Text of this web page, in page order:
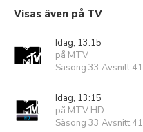
Visas även på TV
Idag, 13:15
på MTV
Säsong 33 Avsnitt 41
Idag, 13:15
på MTV HD
Säsong 33 Avsnitt 41